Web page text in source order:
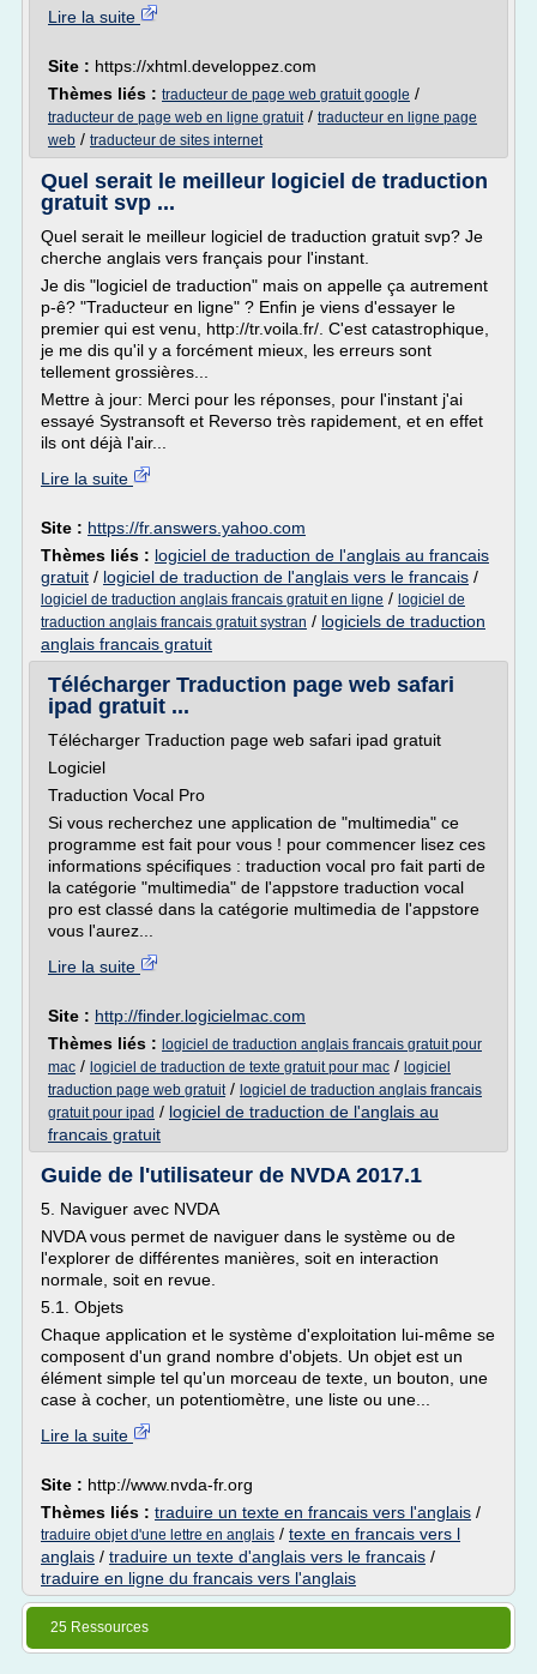
Lire la suite
Site : https://xhtml.developpez.com
Thèmes liés : traducteur de page web gratuit google /
traducteur de page web en ligne gratuit/ traducteur en ligne page
web / traducteur de sites internet
Quel serait le meilleur logiciel de traduction
gratuit svp ...
Quel serait le meilleur logiciel de traduction gratuit svp? Je
cherche anglais vers français pour l'instant.
Je dis "logiciel de traduction" mais on appelle ça autrement
p-ê? "Traducteur en ligne" ? Enfin je viens d'essayer le
premier qui est venu, http://tr.voila.fr/. C'est catastrophique,
je me dis qu'il y a forcément mieux, les erreurs sont
tellement grossières...
Mettre à jour: Merci pour les réponses, pour l'instant j'ai
essayé Systransoft et Reverso très rapidement, et en effet
ils ont déjà l'air...
Lire la suite
Site : https://fr.answers.yahoo.com
Thèmes liés : logiciel de traduction de l'anglais au francais
gratuit / logiciel de traduction de l'anglais vers le francais /
logiciel de traduction anglais francais gratuit en ligne / logiciel de
traduction anglais francais gratuit systran / logiciels de traduction
anglais francais gratuit
Télécharger Traduction page web safari
ipad gratuit ...
Télécharger Traduction page web safari ipad gratuit
Logiciel
Traduction Vocal Pro
Si vous recherchez une application de "multimedia" ce
programme est fait pour vous ! pour commencer lisez ces
informations spécifiques : traduction vocal pro fait parti de
la catégorie "multimedia" de l'appstore traduction vocal
pro est classé dans la catégorie multimedia de l'appstore
vous l'aurez...
Lire la suite
Site : http://finder.logicielmac.com
Thèmes liés : logiciel de traduction anglais francais gratuit pour
mac / logiciel de traduction de texte gratuit pour mac / logiciel
traduction page web gratuit/ logiciel de traduction anglais francais
gratuit pour ipad / logiciel de traduction de l'anglais au
francais gratuit
Guide de l'utilisateur de NVDA 2017.1
5. Naviguer avec NVDA
NVDA vous permet de naviguer dans le système ou de
l'explorer de différentes manières, soit en interaction
normale, soit en revue.
5.1. Objets
Chaque application et le système d'exploitation lui-même se
composent d'un grand nombre d'objets. Un objet est un
élément simple tel qu'un morceau de texte, un bouton, une
case à cocher, un potentiomètre, une liste ou une...
Lire la suite
Site : http://www.nvda-fr.org
Thèmes liés : traduire un texte en francais vers l'anglais /
traduire objet d'une lettre en anglais / texte en francais vers l
anglais / traduire un texte d'anglais vers le francais /
traduire en ligne du francais vers l'anglais
25 Ressources